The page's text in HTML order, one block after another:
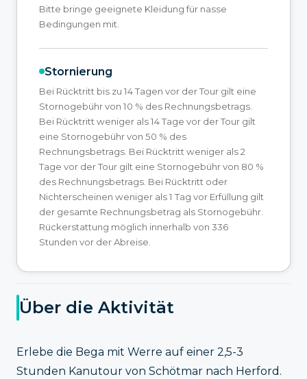
Bitte bringe geeignete Kleidung für nasse
Bedingungen mit.
Stornierung
Bei Rücktritt bis zu 14 Tagen vor der Tour gilt eine
Stornogebühr von 10 % des Rechnungsbetrags.
Bei Rücktritt weniger als 14 Tage vor der Tour gilt
eine Stornogebühr von 50 % des
Rechnungsbetrags. Bei Rücktritt weniger als 2
Tage vor der Tour gilt eine Stornogebühr von 80 %
des Rechnungsbetrags. Bei Rücktritt oder
Nichterscheinen weniger als 1 Tag vor Erfüllung gilt
der gesamte Rechnungsbetrag als Stornogebühr.
Rückerstattung möglich innerhalb von 336
Stunden vor der Abreise.
Über die Aktivität
Erlebe die Bega mit Werre auf einer 2,5-3
Stunden Kanutour von Schötmar nach Herford.